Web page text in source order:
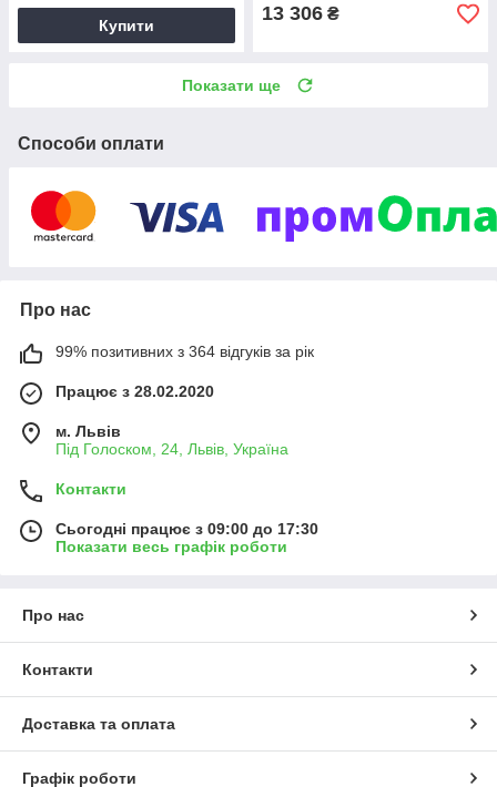
Купити
13 306 ₴
Показати ще
Способи оплати
Про нас
99% позитивних з 364 відгуків за рік
Працює з 28.02.2020
м. Львів
Під Голоском, 24, Львів, Україна
Контакти
Сьогодні працює з 09:00 до 17:30
Показати весь графік роботи
Про нас
Контакти
Доставка та оплата
Графік роботи